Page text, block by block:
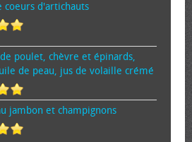
cœurs d'artichauts
poulet, chèvre et épinards,
de peau, jus de volaille crémé
jambon et champignons